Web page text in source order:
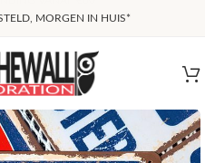
MORGEN IN HUIS*